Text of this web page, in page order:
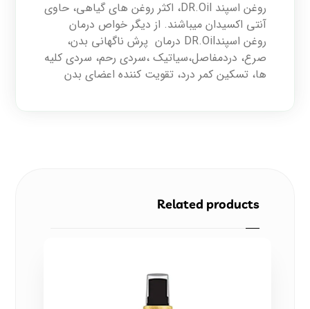
روغن اسپند DR.Oil، اکثر روغن های گیاهی، حاوی
آنتی اکسیدان میباشند. از دیگر خواص درمان
روغن اسپندDR.Oil درمان پرش ناگهانی بدن،
صرع، دردمفاصل،سیاتیک ،سردی رحم، سردی کلیه
ها، تسکین کمر درد، تقویت کننده اعضای بدن
Related products